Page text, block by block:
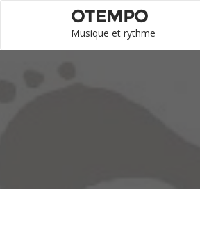
OTEMPO
Musique et rythme